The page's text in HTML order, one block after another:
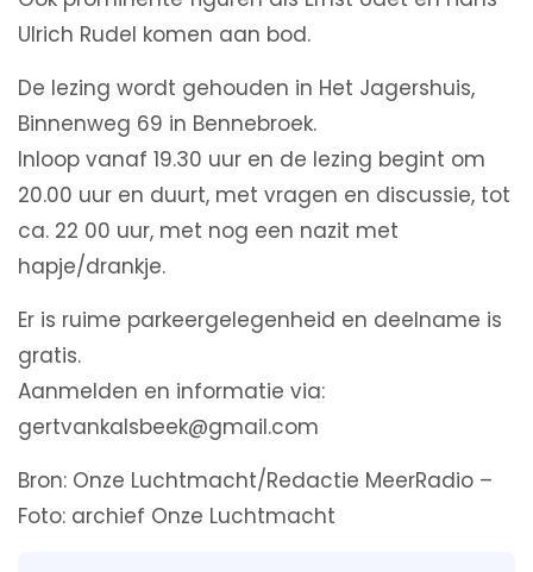
Ulrich Rudel komen aan bod.
De lezing wordt gehouden in Het Jagershuis,
Binnenweg 69 in Bennebroek.
Inloop vanaf 19.30 uur en de lezing begint om
20.00 uur en duurt, met vragen en discussie, tot
ca. 22 00 uur, met nog een nazit met
hapje/drankje.
Er is ruime parkeergelegenheid en deelname is
gratis.
Aanmelden en informatie via:
gertvankalsbeek@gmail.com
Bron: Onze Luchtmacht/Redactie MeerRadio –
Foto: archief Onze Luchtmacht